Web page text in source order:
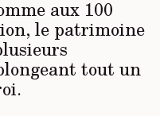
aux 100
le patrimoine
tout un